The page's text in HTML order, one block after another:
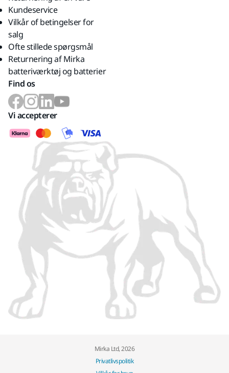
Kundeservice
Vilkår of betingelser for
salg
Ofte stillede spørgsmål
Returnering af Mirka
batteriværktøj og batterier
Find os
Vi accepterer
Mirka Ltd, 2026
Privatlivspolitik